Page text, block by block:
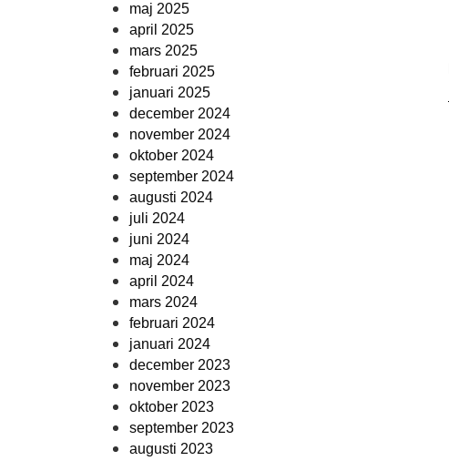
maj 2025
april 2025
mars 2025
februari 2025
januari 2025
december 2024
november 2024
oktober 2024
september 2024
augusti 2024
juli 2024
juni 2024
maj 2024
april 2024
mars 2024
februari 2024
januari 2024
december 2023
november 2023
oktober 2023
september 2023
augusti 2023